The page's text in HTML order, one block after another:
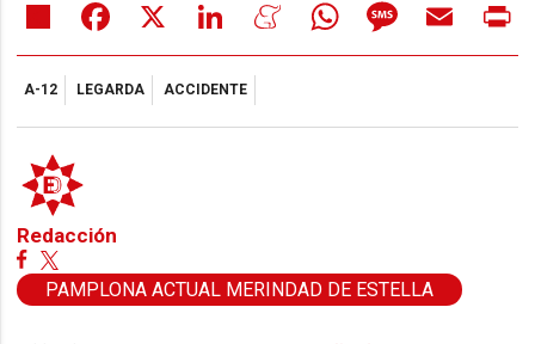
Share Facebook LinkedIn MeneameWhatsAppMessageEmail
A-12 LEGARDA ACCIDENTE
Redacción
PAMPLONA ACTUAL MERINDAD DE ESTELLA